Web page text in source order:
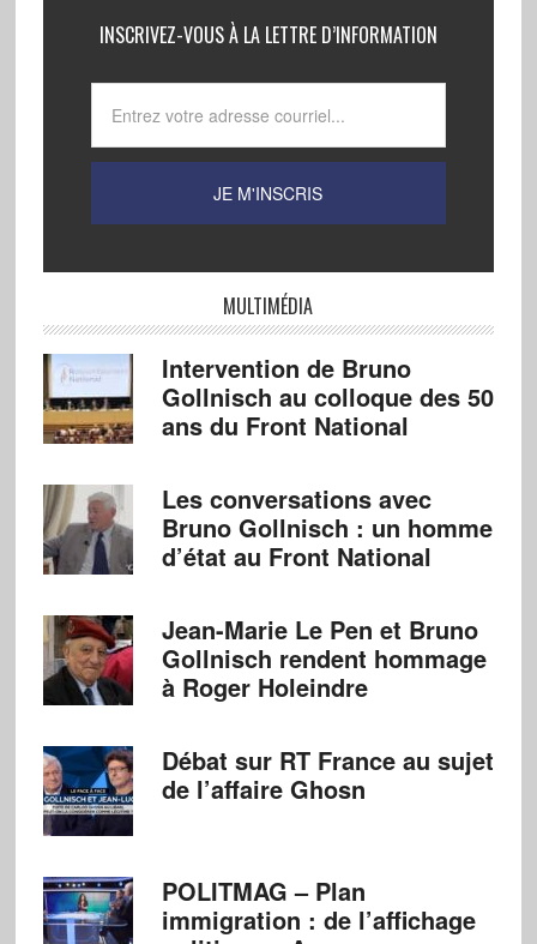
INSCRIVEZ-VOUS À LA LETTRE D’INFORMATION
MULTIMÉDIA
Intervention de Bruno
Gollnisch au colloque des 50
ans du Front National
Les conversations avec
Bruno Gollnisch : un homme
d’état au Front National
Jean-Marie Le Pen et Bruno
Gollnisch rendent hommage
à Roger Holeindre
Débat sur RT France au sujet
de l’affaire Ghosn
POLITMAG – Plan
immigration : de l’affichage